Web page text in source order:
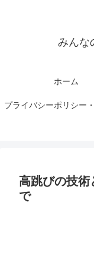
みんな
ホーム
プライバシーポリシー
高跳びの技術
で